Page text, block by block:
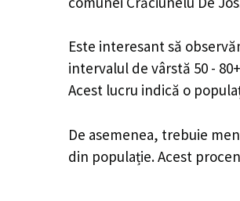
Este interesant să
intervalul de vârstă 50 -
Acest lucru indică o
De asemenea, trebuie
din populație. Acest